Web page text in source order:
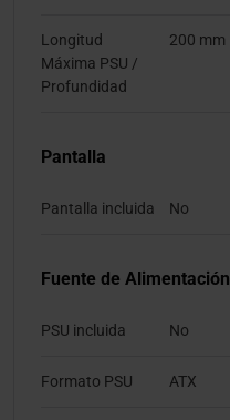
Longitud
Máxima PSU /
Profundidad
200 mm
Pantalla
Pantalla incluida No
Fuente de Alimentación
PSU incluida No
Formato PSU ATX